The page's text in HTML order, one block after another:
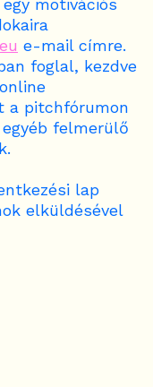
motivációs
e-mail címre.
foglal, kezdve
a pitchfórumon
felmerülő
lap
elküldésével